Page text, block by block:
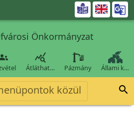

Önkormányzat

Átláthat… Pázmány Állami k…
közül 